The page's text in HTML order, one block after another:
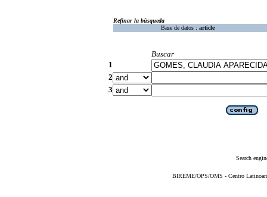
Refinar la búsqueda
Base de datos : article
Buscar
1
2
3
Search
BIREME/OPS/OMS - Centro